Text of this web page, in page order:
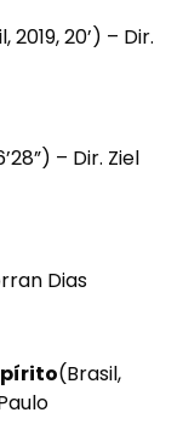
2019, 20’) – Dir.
– Dir. Ziel
Dias
(Brasil,